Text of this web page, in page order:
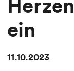
ein
11.10.2023